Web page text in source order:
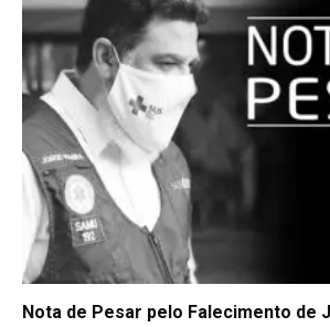
Nota de Pesar pelo Falecimento de